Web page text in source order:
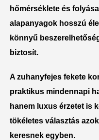
hőmérséklete és
alapanyagok hosszú
könnyű
biztosít.
A zuhanyfejes fekete
praktikus mindennapi
hanem luxus érzetet is
tökéletes választás
keresnek egyben.